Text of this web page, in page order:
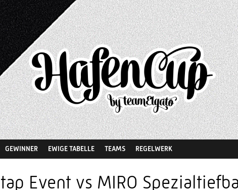
GEWINNER EWIGE TABELLE TEAMS REGELWERK
tap Event vs MIRO